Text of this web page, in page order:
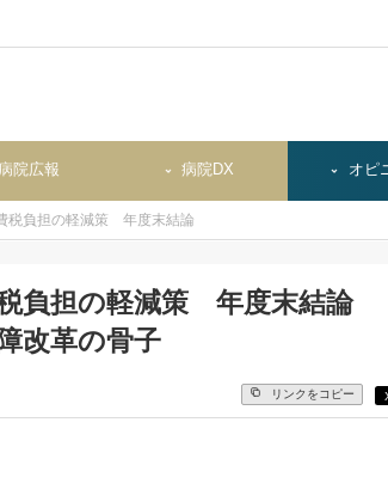
院広報 病院DX オピ
税負担の軽減策 年度末結論
負担の軽減策 年度末結論
改革の骨子
リンクをコピー